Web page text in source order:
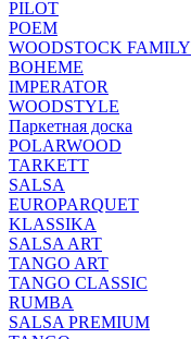
PILOT
POEM
WOODSTOCK FAMILY
BOHEME
IMPERATOR
WOODSTYLE
Паркетная доска
POLARWOOD
TARKETT
SALSA
EUROPARQUET
KLASSIKA
SALSA ART
TANGO ART
TANGO CLASSIC
RUMBA
SALSA PREMIUM